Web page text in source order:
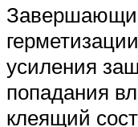
усиления
попадания
клеящий